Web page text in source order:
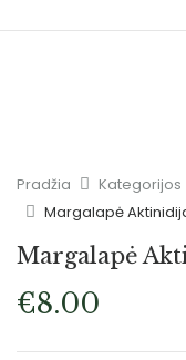
Pradžia Kategorijos
Margalapė
Margalapė
€8.00